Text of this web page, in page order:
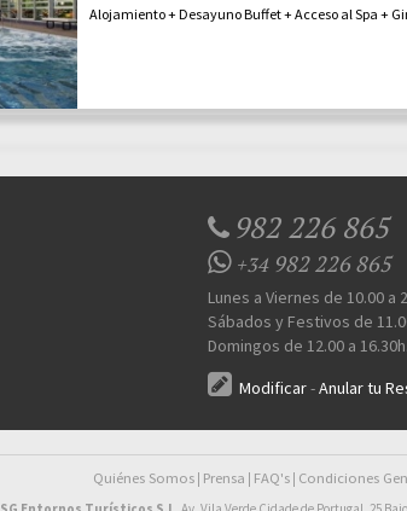
Alojamiento + Desayuno Buffet + Acceso al Spa +
982 226 865
+34982 226 865
Lunes a Viernes de 10.00 a
Sábados y Festivos de
Domingos de 12.00 a 16.30h.
Modificar-Anular tu
Quiénes Somos | Prensa | FAQ's | Condiciones